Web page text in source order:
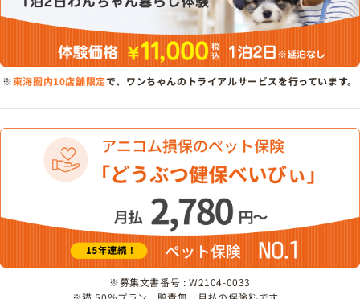
※東海圏内10店舗限定で、ワンちゃんのトライアルサービスを行っています。
※募集文書番号 : W2104-0033